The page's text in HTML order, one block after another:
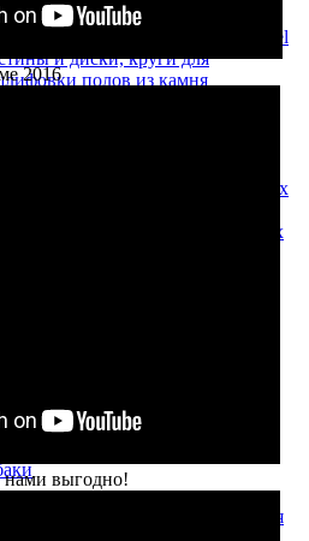
лезвия, стяжки для машин Cimel
и диски, круги для
полов из камня
диски для обработки мраморных
диски для обработки гранитных
тяговые батареи 12В
тяговые батареи 6В
и расходные материалы для